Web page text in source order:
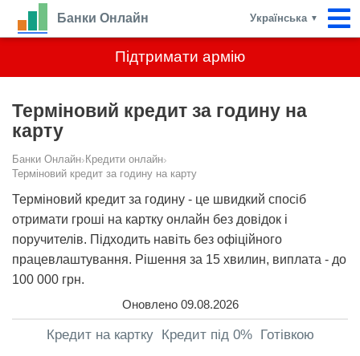
Підтримати армію
Банки Онлайн Українська ▼
Терміновий кредит за годину на
карту
Банки Онлайн› Кредити онлайн›
Терміновий кредит за годину на карту
Терміновий кредит за годину - це швидкий спосіб
отримати гроші на картку онлайн без довідок і
поручителів. Підходить навіть без офіційного
працевлаштування. Рішення за 15 хвилин, виплата - до
100 000 грн.
Оновлено 09.08.2026
Кредит на картку Кредит під 0%
Готівкою